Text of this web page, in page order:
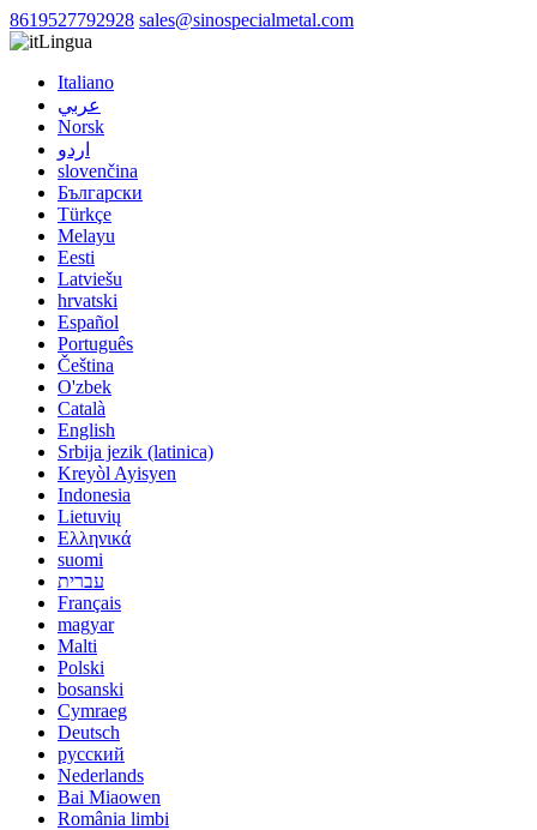
8619527792928 sales@sinospecialmetal.com
Lingua
Italiano
عربي
Norsk
اردو
slovenčina
Български
Türkçe
Melayu
Eesti
Latviešu
hrvatski
Español
Português
Čeština
O'zbek
Català
English
Srbija jezik (latinica)
Kreyòl Ayisyen
Indonesia
Lietuvių
Ελληνικά
suomi
עברית
Français
magyar
Malti
Polski
bosanski
Cymraeg
Deutsch
русский
Nederlands
Bai Miaowen
România limbi